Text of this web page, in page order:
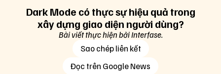
Dark Mode trên Material Design 2. Ảnh: Google
Khó có thể xác định chính xácDark Mode
Dark Mode có thực sự hiệu quả trong
xây dựng giao diện người dùng?
Bài viết thực hiện bởi Interfase.
Sao chép liên kết
Đọc trên Google News